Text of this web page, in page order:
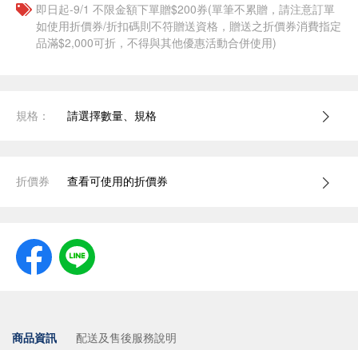
即日起-9/1 不限金額下單贈$200券(單筆不累贈，請注意訂單
如使用折價券/折扣碼則不符贈送資格，贈送之折價券消費指定
品滿$2,000可折，不得與其他優惠活動合併使用)
規格： 請選擇數量、規格
折價券 查看可使用的折價券
商品資訊 配送及售後服務說明